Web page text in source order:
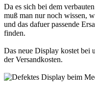
Da es sich bei dem
muß man nur noch wissen,
und das dafuer passende
finden.
Das neue Display kostet bei
der Versandkosten.